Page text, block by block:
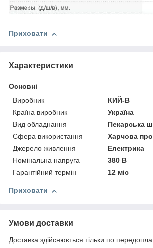
Приховати
Характеристики
Основні
Виробник
КИЙ-В
Країна виробник
Україна
Вид обладнання
Пекарська
Сфера використання
Харчова
Джерело живлення
Електрика
Номінальна напруга
380 В
Гарантійний термін
12 міс
Приховати
Умови доставки
Доставка здійснюється тільки по